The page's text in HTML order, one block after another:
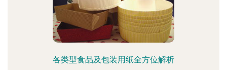
各类型食品及包装用纸全方位解析